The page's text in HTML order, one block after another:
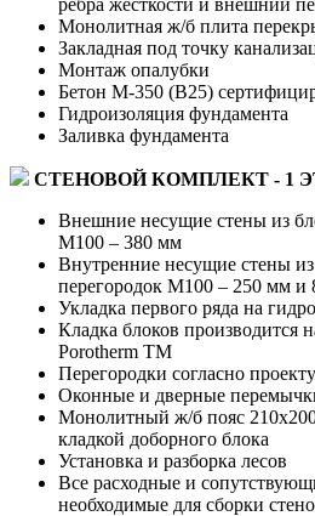
Монолитная ж/б плита
Закладная под точку
Монтаж опалубки
Бетон М-350 (В25)
Гидроизоляция фундамента
Заливка фундамента
СТЕНОВОЙ КОМПЛЕКТ - 1
Внешние несущие стены из
М100 – 380 мм
Внутренние несущие стены
перегородок М100 – 250 мм и
Укладка первого ряда на
Кладка блоков производится
Porotherm TM
Перегородки согласно проекту
Оконные и дверные
Монолитный ж/б пояс
кладкой доборного блока
Установка и разборка лесов
Все расходные и
необходимые для сборки